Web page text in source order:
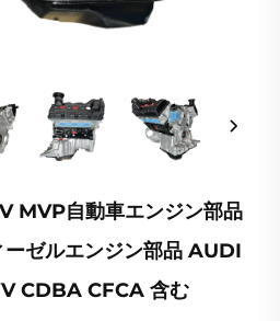
MVP自動車エンジン部品
ーゼルエンジン部品 AUDI
CDBA CFCA 含む